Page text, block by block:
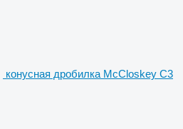
конусная дробилка McCloskey C3